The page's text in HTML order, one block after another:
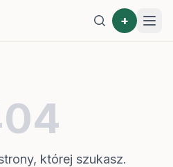
+
której szukasz.